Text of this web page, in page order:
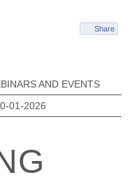
Share
AND EVENTS
01-2026